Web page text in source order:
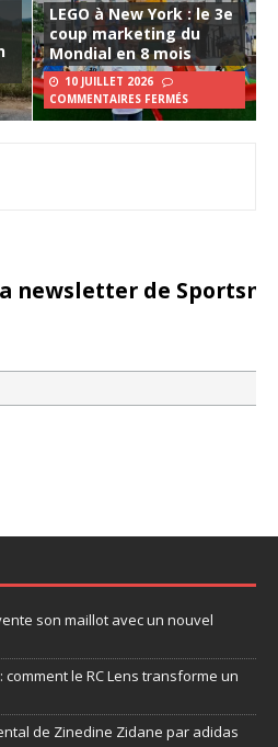
LEGO à New York : le 3e
coup marketing du
Mondial en 8 mois
10 JUILLET 2026
COMMENTAIRES FERMÉS
newsletter de
son maillot avec un nouvel
le RC Lens transforme un
de Zinedine Zidane par adidas